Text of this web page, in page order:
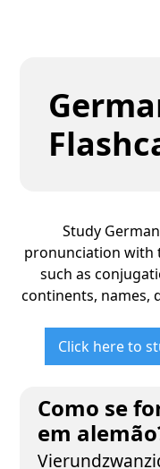
Study
pronunciation with
such as
continents, names,
Click here to
Como se
em